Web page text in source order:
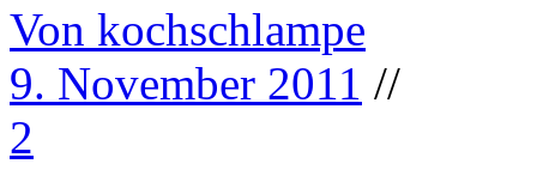
Von kochschlampe
9. November 2011 //
2